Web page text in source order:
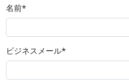
名前*
ビジネスメール*